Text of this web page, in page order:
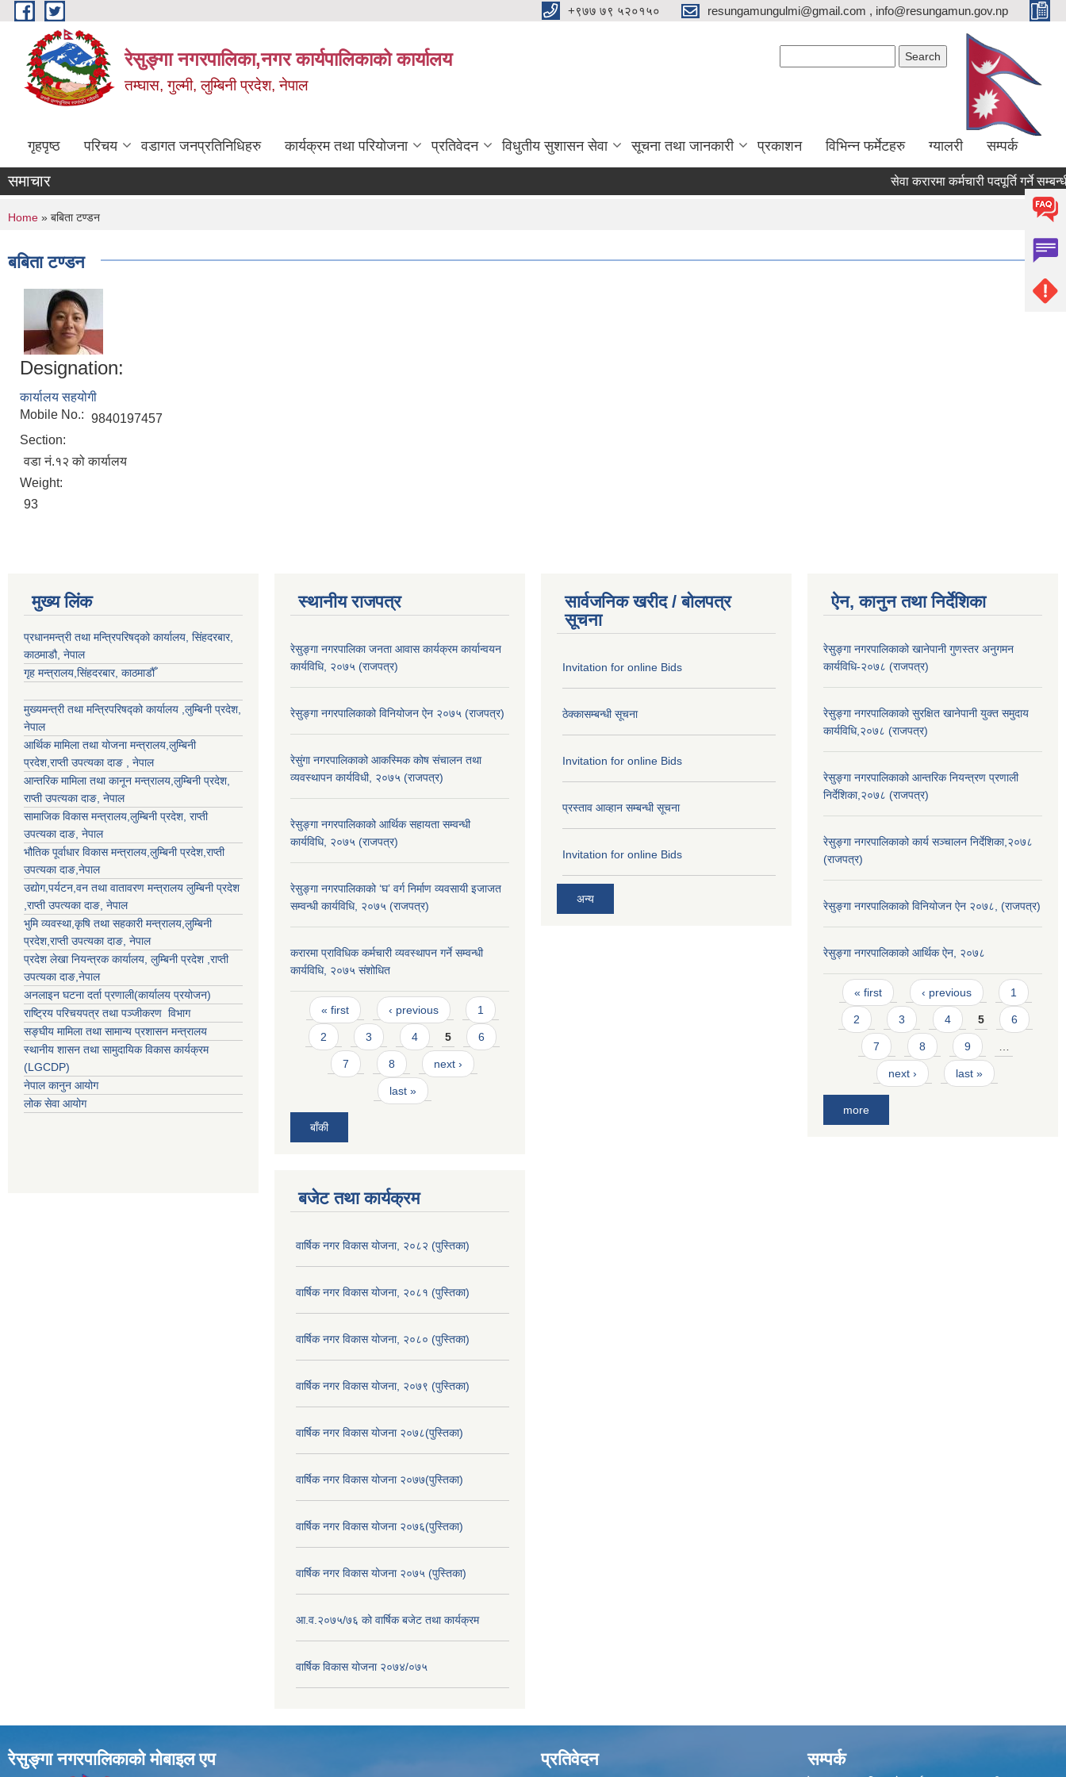
Skip to main content +९७७ ७९ ५२०१५० resungamungulmi@gmail.com , info@resungamun.gov.np
रेसुङ्गा नगरपालिका,नगर कार्यपालिकाको कार्यालय
तम्घास, गुल्मी, लुम्बिनी प्रदेश, नेपाल
गृहपृष्ठ परिचय वडागत जनप्रतिनिधिहरु कार्यक्रम तथा परियोजना प्रतिवेदन विधुतीय सुशासन सेवा सूचना तथा जानकारी प्रकाशन विभिन्न फर्मेटहरु ग्यालरी सम्पर्क
समाचार सेवा करारमा कर्मचारी पदपूर्ति गर्ने सम्बन्धी
You are here
Home » बबिता टण्डन
बबिता टण्डन
Designation:
कार्यालय सहयोगी
Mobile No.: 9840197457
Section:
वडा नं.१२ को कार्यालय
Weight:
93
मुख्य लिंक
प्रधानमन्त्री तथा मन्त्रिपरिषद्को कार्यालय, सिंहदरबार,
काठमाडौ, नेपाल
गृह मन्त्रालय,सिंहदरबार, काठमाडौँ
मुख्यमन्त्री तथा मन्त्रिपरिषद्को कार्यालय ,लुम्बिनी प्रदेश,
नेपाल
आर्थिक मामिला तथा योजना मन्त्रालय, लुम्बिनी
प्रदेश ,राप्ती उपत्यका दाङ , नेपाल
आन्तरिक मामिला तथा कानून मन्त्रालय, लुम्बिनी प्रदेश
राप्ती उपत्यका दाङ , नेपाल
सामाजिक विकास मन्त्रालय, लुम्बिनी प्रदेश राप्ती
उपत्यका दाङ , नेपाल
भौतिक पूर्वाधार विकास मन्त्रालय, लुम्बिनी प्रदेश राप्ती
उपत्यका दाङ ,नेपाल
उद्याेग,पर्यटन,वन तथा वातावरण मन्त्रालय लुम्बिनी प्रदेश
राप्ती उपत्यका दाङ , नेपाल
भुमि व्यवस्था,कृषि तथा सहकारी मन्त्रालय, लुम्बिनी
प्रदेश राप्ती उपत्यका दाङ , नेपाल
प्रदेश लेखा नियन्त्रक कार्यालय, लुम्बिनी प्रदेश राप्ती
उपत्यका दाङ ,नेपाल
अनलाइन घटना दर्ता प्रणाली(कार्यालय प्रयोजन)
राष्ट्रिय परिचयपत्र तथा पञ्जीकरण विभाग
सङ्घीय मामिला तथा सामान्य प्रशासन मन्त्रालय
स्थानीय शासन तथा सामुदायिक विकास कार्यक्रम
(LGCDP)
नेपाल कानुन आयोग
लोक सेवा आयोग
स्थानीय राजपत्र
रेसुङ्गा नगरपालिका जनता आवास कार्यक्रम कार्यान्वयन
कार्यविधि, २०७५ (राजपत्र)
रेसुङ्गा नगरपालिकाको विनियोजन ऐन २०७५ (राजपत्र)
रेसुंगा नगरपालिकाको आकस्मिक कोष संचालन तथा
व्यवस्थापन कार्यविधी, २०७५ (राजपत्र)
रेसुङ्गा नगरपालिकाको आर्थिक सहायता सम्वन्धी
कार्यविधि, २०७५ (राजपत्र)
रेसुङ्गा नगरपालिकाको ‘घ’ वर्ग निर्माण व्यवसायी इजाजत
सम्वन्धी कार्यविधि, २०७५ (राजपत्र)
करारमा प्राविधिक कर्मचारी व्यवस्थापन गर्ने सम्वन्धी
कार्यविधि, २०७५ संशोधित
Pages
« first ‹ previous 1
2 3 4 5 6
7 8 next ›
last »
बाँकी
बजेट तथा कार्यक्रम
वार्षिक नगर विकास योजना, २०८२ (पुस्तिका)
वार्षिक नगर विकास योजना, २०८१ (पुस्तिका)
वार्षिक नगर विकास योजना, २०८० (पुस्तिका)
वार्षिक नगर विकास योजना, २०७९ (पुस्तिका)
वार्षिक नगर विकास योजना २०७८(पुस्तिका)
वार्षिक नगर विकास योजना २०७७(पुस्तिका)
वार्षिक नगर विकास योजना २०७६(पुस्तिका)
वार्षिक नगर विकास योजना २०७५ (पुस्तिका)
आ.व.२०७५/७६ को वार्षिक बजेट तथा कार्यक्रम
वार्षिक विकास योजना २०७४/०७५
सार्वजनिक खरीद / बोलपत्र
सूचना
Invitation for online Bids
ठेक्कासम्बन्धी सूचना
Invitation for online Bids
प्रस्ताव आव्हान सम्बन्धी सूचना
Invitation for online Bids
अन्य
ऐन, कानुन तथा निर्देशिका
रेसुङ्गा नगरपालिकाको खानेपानी गुणस्तर अनुगमन
कार्यविधि-२०७८ (राजपत्र)
रेसुङ्गा नगरपालिकाको सुरक्षित खानेपानी युक्त समुदाय
कार्यविधि,२०७८ (राजपत्र)
रेसुङ्गा नगरपालिकाको आन्तरिक नियन्त्रण प्रणाली
निर्देशिका,२०७८ (राजपत्र)
रेसुङ्गा नगरपालिकाको कार्य सञ्चालन निर्देशिका,२०७८
(राजपत्र)
रेसुङ्गा नगरपालिकाको विनियोजन ऐन २०७८, (राजपत्र)
रेसुङ्गा नगरपालिकाको आर्थिक ऐन, २०७८
Pages
« first ‹ previous 1
2 3 4 5 6
7 8 9
next › last »
more
रेसुङ्गा नगरपालिकाकाे माेबाइल एप प्रतिवेदन सम्पर्क